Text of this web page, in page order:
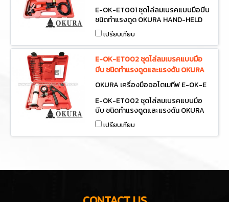
E-OK-ET001 ชุดไล่ลมเบรคแบบมือบีบ
ชนิดทำแรงดูด OKURA HAND-HELD
VACUUM PUMP
เปรียบเทียบ
E-OK-ET002 ชุดไล่ลมเบรคแบบมือ
บีบ ชนิดทำแรงดูดและแรงดัน OKURA
OKURA เครื่องมือออโตเมทีฟ E-OK-E
E-OK-ET002 ชุดไล่ลมเบรคแบบมือ
บีบ ชนิดทำแรงดูดและแรงดัน OKURA
OKURA HAND-HELD VACUUM
PUMP
เปรียบเทียบ